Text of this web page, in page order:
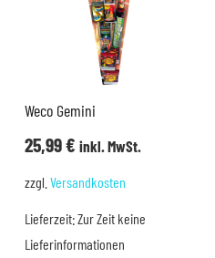
Weco Gemini
25,99€ inkl. MwSt.
zzgl. Versandkosten
Lieferzeit:Zur Zeit keine
Lieferinformationen